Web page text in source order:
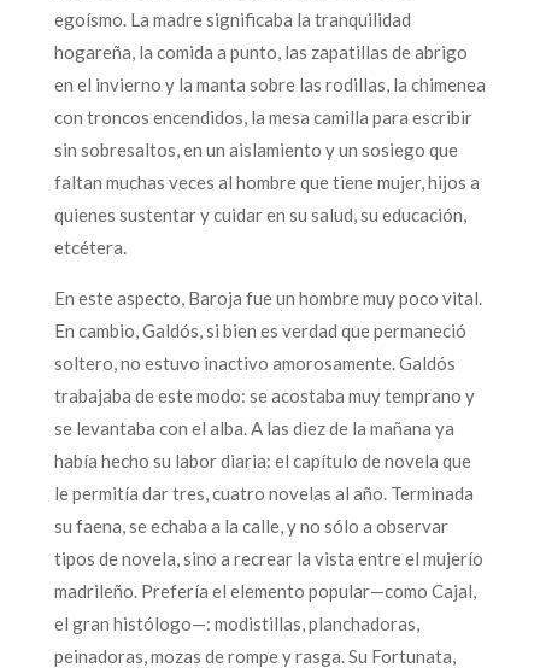
egoísmo. La madre significaba la tranquilidad
hogareña, la comida a punto, las zapatillas de abrigo
en el invierno y la manta sobre las rodillas, la chimenea
con troncos encendidos, la mesa camilla para escribir
sin sobresaltos, en un aislamiento y un sosiego que
faltan muchas veces al hombre que tiene mujer, hijos a
quienes sustentar y cuidar en su salud, su educación,
etcétera.
En este aspecto, Baroja fue un hombre muy poco vital.
En cambio, Galdós, si bien es verdad que permaneció
soltero, no estuvo inactivo amorosamente. Galdós
trabajaba de este modo: se acostaba muy temprano y
se levantaba con el alba. A las diez de la mañana ya
había hecho su labor diaria: el capítulo de novela que
le permitía dar tres, cuatro novelas al año. Terminada
su faena, se echaba a la calle, y no sólo a observar
tipos de novela, sino a recrear la vista entre el mujerío
madrileño. Prefería el elemento popular—como Cajal,
el gran histólogo—: modistillas, planchadoras,
peinadoras, mozas de rompe y rasga. Su Fortunata,